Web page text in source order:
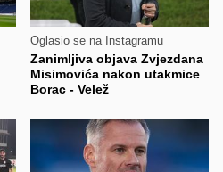
Oglasio se na Instagramu
Zanimljiva objava Zvjezdana
Misimovića nakon utakmice
Borac - Velež